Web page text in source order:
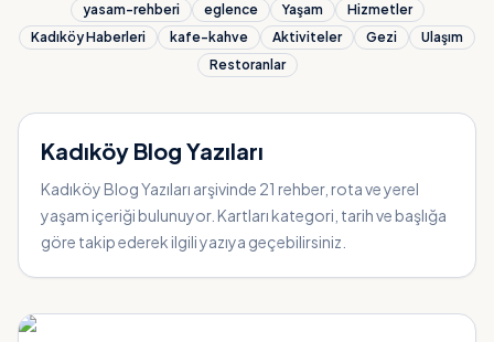
yasam-rehberi
eglence Yaşam
Hizmetler
Kadıköy Haberleri
kafe-kahve Aktiviteler Gezi
Ulaşım
Restoranlar
Kadıköy Blog Yazıları
Kadıköy Blog Yazıları arşivinde 21 rehber, rota ve yerel
yaşam içeriği bulunuyor. Kartları kategori, tarih ve başlığa
göre takip ederek ilgili yazıya geçebilirsiniz.